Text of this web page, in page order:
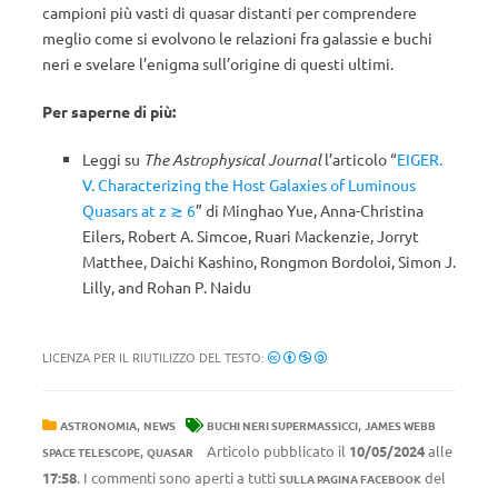
campioni più vasti di quasar distanti per comprendere
meglio come si evolvono le relazioni fra galassie e buchi
neri e svelare l’enigma sull’origine di questi ultimi.
Per saperne di più:
Leggi su The Astrophysical Journall’articolo “EIGER.
V. Characterizing the Host Galaxies of Luminous
Quasars at z ≳ 6” di Minghao Yue, Anna-Christina
Eilers, Robert A. Simcoe, Ruari Mackenzie, Jorryt
Matthee, Daichi Kashino, Rongmon Bordoloi, Simon J.
Lilly, and Rohan P. Naidu
LICENZA PER IL RIUTILIZZO DEL TESTO:
ASTRONOMIA, NEWS BUCHI NERI SUPERMASSICCI, JAMES WEBB
SPACE TELESCOPE, QUASAR Articolo pubblicato il 10/05/2024alle
17:58. I commenti sono aperti a tutti SULLA PAGINA FACEBOOK del